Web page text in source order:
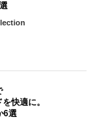
快適に。
6選